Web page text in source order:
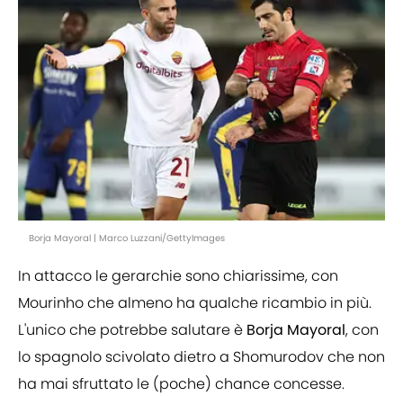
Borja Mayoral | Marco Luzzani/GettyImages
In attacco le gerarchie sono chiarissime, con
Mourinho che almeno ha qualche ricambio in più.
L'unico che potrebbe salutare è Borja Mayoral, con
lo spagnolo scivolato dietro a Shomurodov che non
ha mai sfruttato le (poche) chance concesse.